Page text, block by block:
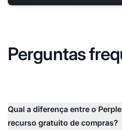
Perguntas
Qual a diferença entre o
recurso gratuito de compras?